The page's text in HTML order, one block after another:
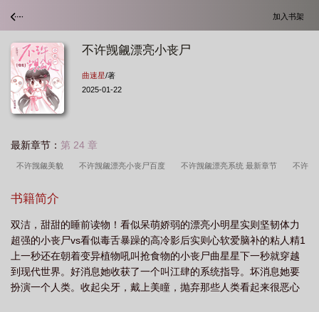
加入书架
不许觊觎漂亮小丧尸
曲速星/著
2025-01-22
最新章节： 第 24 章
不许觊觎美貌 不许觊觎漂亮小丧尸百度 不许觊觎漂亮系统 最新章节 不许
新时间 不许觊觎漂亮小丧尸gl
觊觎美貌的窝囊夫最新章节更新 不许觊觎漂亮小丧尸免费阅读全文 不许觊觎漂
亮小丧尸番外免费阅读 不许觊觎漂亮小丧尸by曲速星
书籍简介
双洁，甜甜的睡前读物！看似呆萌娇弱的漂亮小明星实则坚韧体力
超强的小丧尸vs看似毒舌暴躁的高冷影后实则心软爱脑补的粘人精1
上一秒还在朝着变异植物吼叫抢食物的小丧尸曲星星下一秒就穿越
到现代世界。好消息她收获了一个叫江肆的系统指导。坏消息她要
扮演一个人类。收起尖牙，戴上美瞳，抛弃那些人类看起来很恶心